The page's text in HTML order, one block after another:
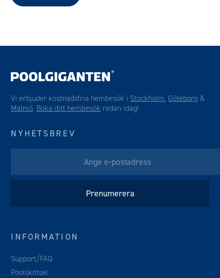
Vi erbjuder kostnadsfria hembesök i Stockholm, Göteborg &
Malmö. Boka ditt hembesök redan idag!
NYHETSBREV
INFORMATION
Support/FAQ
Poolskötsel